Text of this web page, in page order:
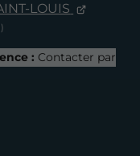
LOUIS
: Contacter par